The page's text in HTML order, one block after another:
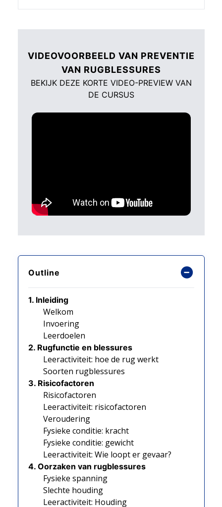
VIDEOVOORBEELD VAN PREVENTIE
VAN RUGBLESSURES
BEKIJK DEZE KORTE VIDEO-PREVIEW VAN
DE CURSUS
Outline
1. Inleiding
Welkom
Invoering
Leerdoelen
2. Rugfunctie en blessures
Leeractiviteit: hoe de rug werkt
Soorten rugblessures
3. Risicofactoren
Risicofactoren
Leeractiviteit: risicofactoren
Veroudering
Fysieke conditie: kracht
Fysieke conditie: gewicht
Leeractiviteit: Wie loopt er gevaar?
4. Oorzaken van rugblessures
Fysieke spanning
Slechte houding
Leeractiviteit: Houding